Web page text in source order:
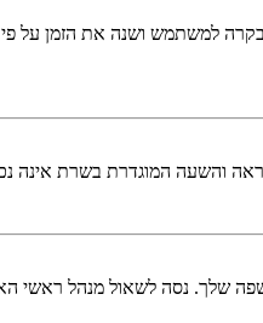
למשתמש ושנה את הזמן על פי
והשעה המוגדרת בשרת אינה
נסה לשאול מנהל ראשי